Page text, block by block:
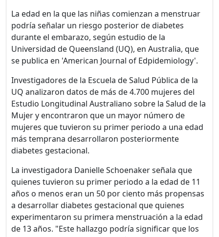
La edad en la que las niñas comienzan a menstruar
podría señalar un riesgo posterior de diabetes
durante el embarazo, según estudio de la
Universidad de Queensland (UQ), en Australia, que
se publica en 'American Journal of Edpidemiology'.
Investigadores de la Escuela de Salud Pública de la
UQ analizaron datos de más de 4.700 mujeres del
Estudio Longitudinal Australiano sobre la Salud de la
Mujer y encontraron que un mayor número de
mujeres que tuvieron su primer periodo a una edad
más temprana desarrollaron posteriormente
diabetes gestacional.
La investigadora Danielle Schoenaker señala que
quienes tuvieron su primer periodo a la edad de 11
años o menos eran un 50 por ciento más propensas
a desarrollar diabetes gestacional que quienes
experimentaron su primera menstruación a la edad
de 13 años. "Este hallazgo podría significar que los